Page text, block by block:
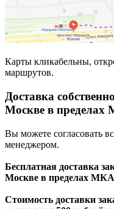
Карты кликабельны,
маршрутов.
Доставка
Москве в
Вы можете согласовать
менеджером.
Бесплатная доставка
Москве в пределах
Стоимость доставки